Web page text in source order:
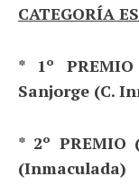
CATEGORÍA
* 1º
Sanjorge (C.
* 2º PREMIO
(Inmaculada)